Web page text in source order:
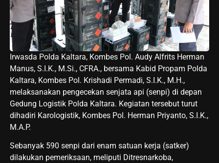
Irwasda Polda Kaltara, Kombes Pol. Audy Alfrits Herman
Manus, S.I.K., M.Si., CFRA., bersama Kabid Propam Polda
Kaltara, Kombes Pol. Krishadi Permadi, S.I.K., M.H.,
melaksanakan pengecekan senjata api (senpi) di depan
Gedung Logistik Polda Kaltara. Kegiatan tersebut turut
dihadiri Karologistik, Kombes Pol. Herman Priyanto, S.I.K.,
M.A.P.
Sebanyak 590 senpi dari enam satuan kerja (satker)
dilakukan pemeriksaan, meliputi Ditresnarkoba,